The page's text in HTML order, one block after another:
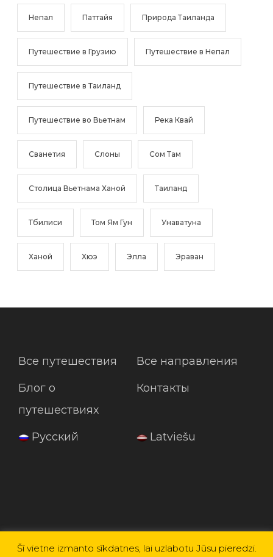
Непал Паттайя Природа Таиланда
Путешествие в Грузию Путешествие в Непал
Путешествие в Таиланд
Путешествие во Вьетнам Река Квай
Сванетия Слоны Сом Там
Столица Вьетнама Ханой Таиланд
Тбилиси Том Ям Гун Унаватуна
Ханой Хюэ Элла Эраван
Все путешествия
Все направления
Блог о
путешествиях
Контакты
Русский Latviešu
Šī vietne izmanto sīkdatnes, lai uzlabotu Jūsu pieredzi.